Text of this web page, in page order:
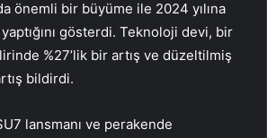
önemli bir büyüme ile 2024 yılına
gösterdi. Teknoloji devi, bir
%27’lik bir artış ve düzeltilmiş
bildirdi.
lansmanı ve perakende